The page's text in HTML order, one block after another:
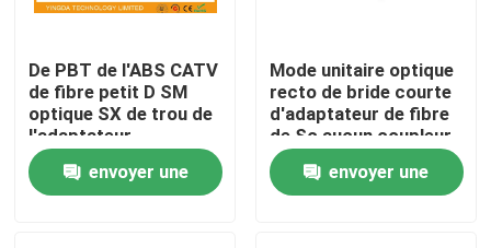
Maison
De PBT de l'ABS CATV
de fibre petit D SM
optique SX de trou de
l'adaptateur
FC/coupleur optique
de fibreenvoyer une
Mode unitaire optique
recto de bride courte
d'adaptateur de fibre
de Sc aucun coupleur
en plastique de bride
envoyer une